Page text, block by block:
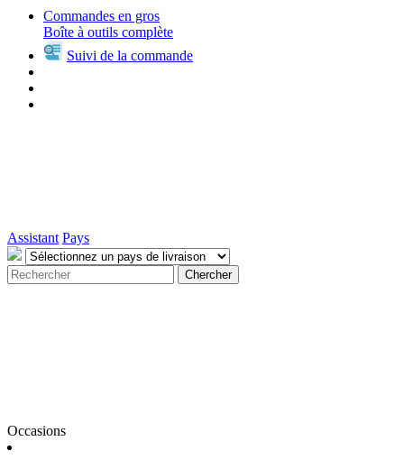
Commandes en gros
Boîte à outils complète
Suivi de la commande
Assistant Pays
Chercher
Occasions